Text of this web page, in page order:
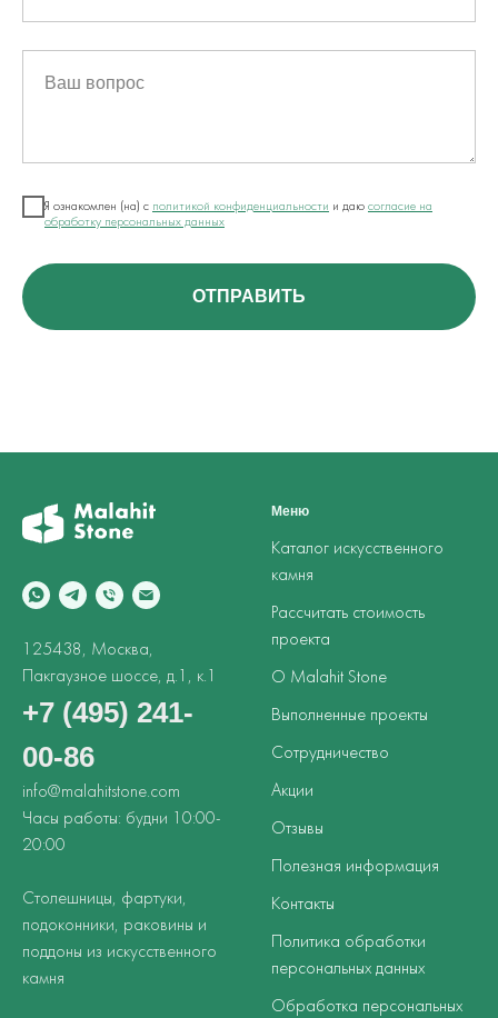
Ваш вопрос
Я ознакомлен (на) с политикой конфиденциальности и даю согласие на
обработку персональных данных
ОТПРАВИТЬ
125438, Москва,
Пакгаузное шоссе, д.1, к.1
+7 (495) 241-
00-86
info@malahitstone.com
Часы работы: будни 10:00-
20:00
Столешницы, фартуки,
подоконники, раковины и
поддоны из искусственного
камня
Меню
Каталог искусственного
камня
Рассчитать стоимость
проекта
О Malahit Stone
Выполненные проекты
Сотрудничество
Акции
Отзывы
Полезная информация
Контакты
Политика обработки
персональных данных
Обработка персональных